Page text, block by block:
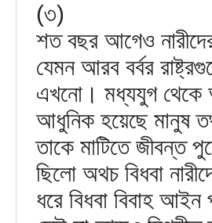
(৩)
শত বছর আগেও
যেমন আরব বর্বর
এখনো। মধ্যযুগ থেকে
আধুনিক হয়েছে মানুষ
তাকে মাটিতে জীবন্ত
ছিলো অথচ বিধবা
ধরে বিধবা বিবাহ